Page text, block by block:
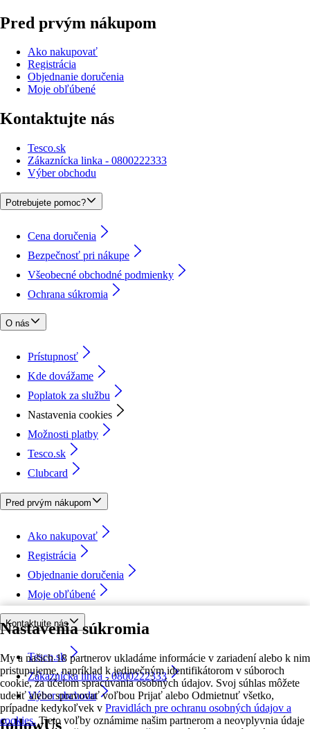
Nastavenia súkromia
My a našich 18 partnerov ukladáme informácie v zariadení alebo k nim
pristupujeme, napríklad k jedinečným identifikátorom v súboroch
cookie, za účelom spracúvania osobných údajov. Svoj súhlas môžete
udeliť alebo spravovať voľbou Prijať alebo Odmietnuť všetko,
prípadne kedykoľvek v Pravidlách pre ochranu osobných údajov a
cookies. Tieto voľby oznámime našim partnerom a neovplyvnia údaje
Pred prvým nákupom
Ako nakupovať
Registrácia
Objednanie doručenia
Moje obľúbené
Kontaktujte nás
Tesco.sk
Zákaznícka linka - 0800222333
Výber obchodu
Potrebujete pomoc?
Cena doručenia
Bezpečnosť pri nákupe
Všeobecné obchodné podmienky
Ochrana súkromia
O nás
Prístupnosť
Kde dovážame
Poplatok za službu
Nastavenia cookies
Možnosti platby
Tesco.sk
Clubcard
Pred prvým nákupom
Ako nakupovať
Registrácia
Objednanie doručenia
Moje obľúbené
Kontaktujte nás
Tesco.sk
Zákaznícka linka - 0800222333
Výber obchodu
followUs